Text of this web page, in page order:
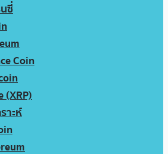
ซี่
Coin
(XRP)
าะห์